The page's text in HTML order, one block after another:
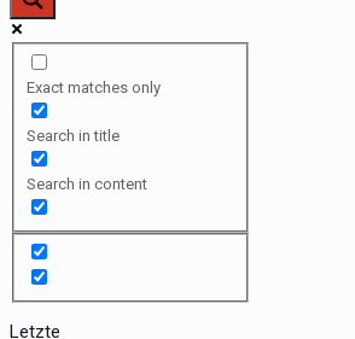
Exact matches only
Search in title
Search in content
Letzte